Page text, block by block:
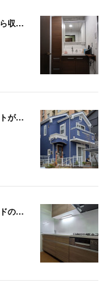
洗面所改修工事～カウンタータイプから収納付洗面台へ～【茅ヶ崎・藤沢リフォーム事例】
屋根外壁塗装工事～白とのコントラストが映える深みのあるブルーへ～【藤沢・茅ヶ崎リフォーム事例】
キッチン取替工事～タカラスタンダードの木製キッチン「リフィット」で快適なキッチンへ～【藤沢・茅ヶ崎リフォーム事例】